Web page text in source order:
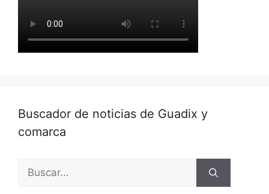
Buscador de noticias de Guadix y
comarca
Buscar: